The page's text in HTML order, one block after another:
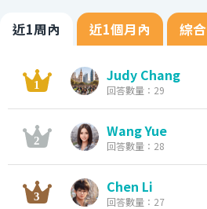
近1周內 近1個月內 綜合
Judy Chang
回答數量：29
Wang Yue
回答數量：28
Chen Li
回答數量：27